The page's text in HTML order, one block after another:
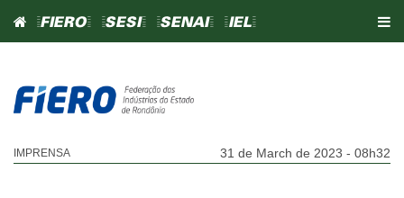
=FIERO= =SESI= =SENAI= =IEL=
IMPRENSA 31 de March de 2023 - 08h32